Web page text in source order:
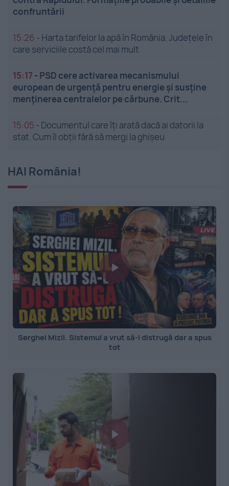
confruntării
15:26 - Harta tarifelor la apă în România. Județele în
care serviciile costă cel mai mult
15:17 - PSD cere activarea mecanismului
european de urgență pentru energie și susține
menținerea centralelor pe cărbune. Crit...
15:05 - Documentul care îți arată dacă ai datorii la
stat. Cum îl obții fără să mergi la ghișeu
HAI România!
Serghei Mizil. Sistemul a vrut să-l distrugă dar a spus
tot